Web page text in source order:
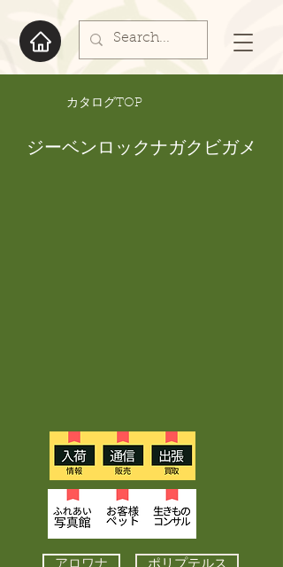
​カタログTOP
ジーベンロックナガクビガメ